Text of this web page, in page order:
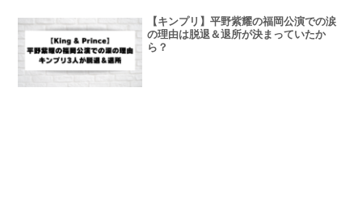
【キンプリ】平野紫耀の福岡公演での涙
の理由は脱退＆退所が決まっていたか
ら？